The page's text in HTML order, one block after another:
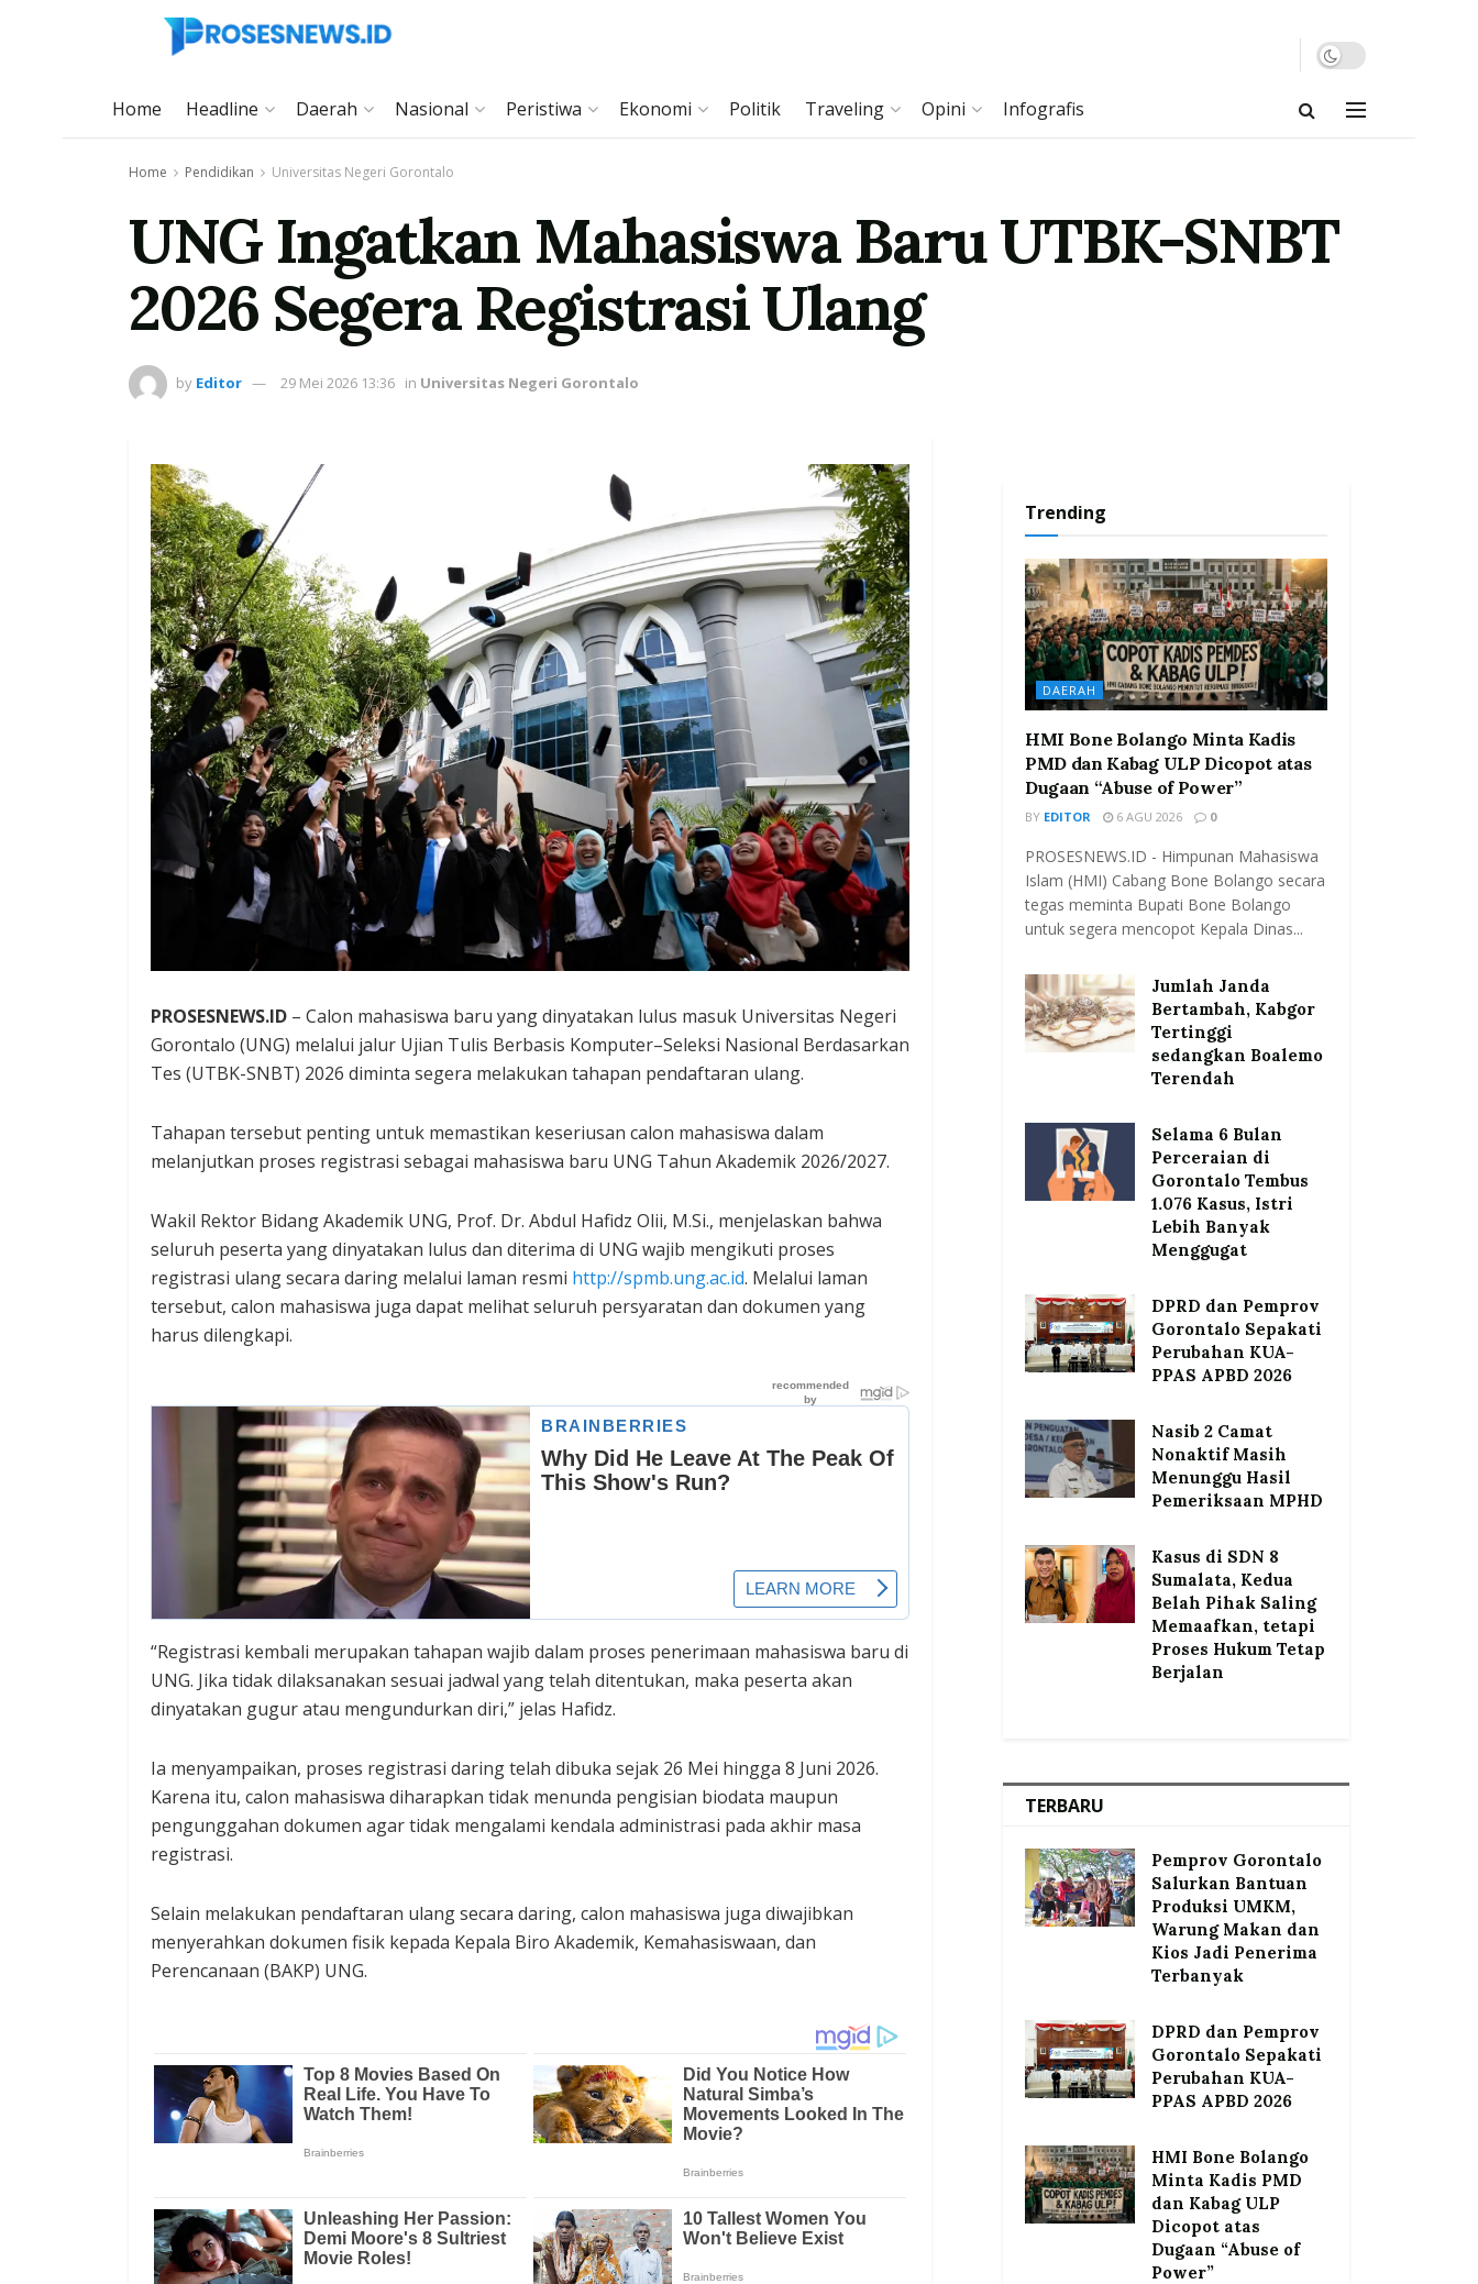
Home Headline Daerah Nasional Peristiwa Ekonomi Politik Traveling Opini Infografis
Home Pendidikan Universitas Negeri Gorontalo
UNG Ingatkan Mahasiswa Baru UTBK-SNBT
2026 Segera Registrasi Ulang
by Editor 29 Mei 2026 13:36 in Universitas Negeri Gorontalo
PROSESNEWS.ID – Calon mahasiswa baru yang dinyatakan lulus masuk Universitas Negeri
Gorontalo (UNG) melalui jalur Ujian Tulis Berbasis Komputer–Seleksi Nasional Berdasarkan
Tes (UTBK-SNBT) 2026 diminta segera melakukan tahapan pendaftaran ulang.
Tahapan tersebut penting untuk memastikan keseriusan calon mahasiswa dalam
melanjutkan proses registrasi sebagai mahasiswa baru UNG Tahun Akademik 2026/2027.
Wakil Rektor Bidang Akademik UNG, Prof. Dr. Abdul Hafidz Olii, M.Si., menjelaskan bahwa
seluruh peserta yang dinyatakan lulus dan diterima di UNG wajib mengikuti proses
registrasi ulang secara daring melalui laman resmi http://spmb.ung.ac.id. Melalui laman
tersebut, calon mahasiswa juga dapat melihat seluruh persyaratan dan dokumen yang
harus dilengkapi.
“Registrasi kembali merupakan tahapan wajib dalam proses penerimaan mahasiswa baru di
UNG. Jika tidak dilaksanakan sesuai jadwal yang telah ditentukan, maka peserta akan
dinyatakan gugur atau mengundurkan diri,” jelas Hafidz.
Ia menyampaikan, proses registrasi daring telah dibuka sejak 26 Mei hingga 8 Juni 2026.
Karena itu, calon mahasiswa diharapkan tidak menunda pengisian biodata maupun
pengunggahan dokumen agar tidak mengalami kendala administrasi pada akhir masa
registrasi.
Selain melakukan pendaftaran ulang secara daring, calon mahasiswa juga diwajibkan
menyerahkan dokumen fisik kepada Kepala Biro Akademik, Kemahasiswaan, dan
Perencanaan (BAKP) UNG.
Trending
DAERAH
HMI Bone Bolango Minta Kadis
PMD dan Kabag ULP Dicopot atas
Dugaan “Abuse of Power”
BY EDITOR 6 AGU 2026 0
PROSESNEWS.ID - Himpunan Mahasiswa
Islam (HMI) Cabang Bone Bolango secara
tegas meminta Bupati Bone Bolango
untuk segera mencopot Kepala Dinas...
Jumlah Janda
Bertambah, Kabgor
Tertinggi
sedangkan Boalemo
Terendah
Selama 6 Bulan
Perceraian di
Gorontalo Tembus
1.076 Kasus, Istri
Lebih Banyak
Menggugat
DPRD dan Pemprov
Gorontalo Sepakati
Perubahan KUA-
PPAS APBD 2026
Nasib 2 Camat
Nonaktif Masih
Menunggu Hasil
Pemeriksaan MPHD
Kasus di SDN 8
Sumalata, Kedua
Belah Pihak Saling
Memaafkan, tetapi
Proses Hukum Tetap
Berjalan
TERBARU
Pemprov Gorontalo
Salurkan Bantuan
Produksi UMKM,
Warung Makan dan
Kios Jadi Penerima
Terbanyak
DPRD dan Pemprov
Gorontalo Sepakati
Perubahan KUA-
PPAS APBD 2026
HMI Bone Bolango
Minta Kadis PMD
dan Kabag ULP
Dicopot atas
Dugaan “Abuse of
Power”